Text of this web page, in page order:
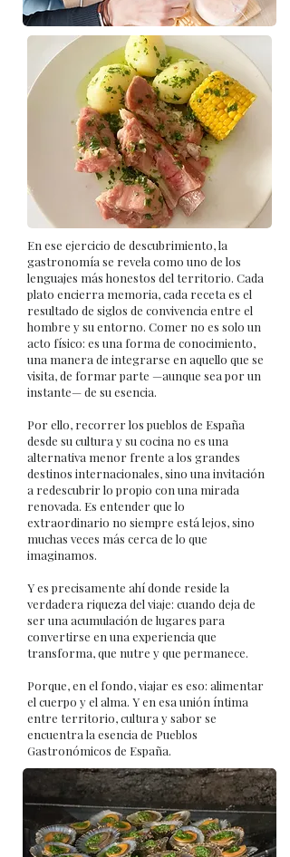
En ese ejercicio de descubrimiento, la
gastronomía se revela como uno de los
lenguajes más honestos del territorio. Cada
plato encierra memoria, cada receta es el
resultado de siglos de convivencia entre el
hombre y su entorno. Comer no es solo un
acto físico: es una forma de conocimiento,
una manera de integrarse en aquello que se
visita, de formar parte —aunque sea por un
instante— de su esencia.
Por ello, recorrer los pueblos de España
desde su cultura y su cocina no es una
alternativa menor frente a los grandes
destinos internacionales, sino una invitación
a redescubrir lo propio con una mirada
renovada. Es entender que lo
extraordinario no siempre está lejos, sino
muchas veces más cerca de lo que
imaginamos.
Y es precisamente ahí donde reside la
verdadera riqueza del viaje: cuando deja de
ser una acumulación de lugares para
convertirse en una experiencia que
transforma, que nutre y que permanece.
Porque, en el fondo, viajar es eso: alimentar
el cuerpo y el alma. Y en esa unión íntima
entre territorio, cultura y sabor se
encuentra la esencia de Pueblos
Gastronómicos de España.